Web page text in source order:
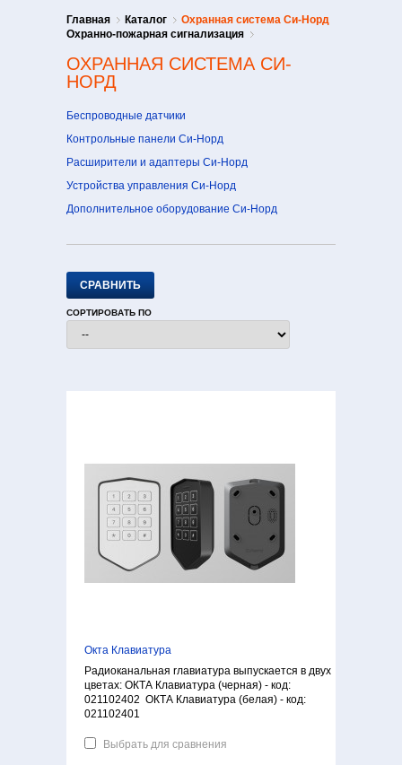
Главная
Каталог
Охранно-пожарная сигнализация
Охранная система Си-Норд
ОХРАННАЯ СИСТЕМА СИ-
НОРД
Беспроводные датчики
Контрольные панели Си-Норд
Расширители и адаптеры Си-Норд
Устройства управления Си-Норд
Дополнительное оборудование Си-Норд
СОРТИРОВАТЬ ПО
Окта Клавиатура
Радиоканальная rлавиатура выпускается в двух
цветах: ОКТА Клавиатура (черная) - код:
021102402 ОКТА Клавиатура (белая) - код:
021102401
Выбрать для сравнения